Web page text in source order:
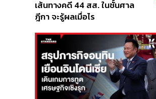
เส้นทางคดี 44 สส. ในชั้นศาล
ฎีกา จะรู้ผลเมื่อไร